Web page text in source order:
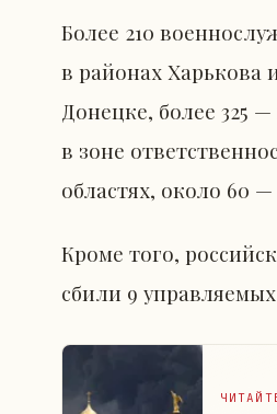
Более 210
в районах Харькова
Донецке, более 325
в зоне
областях, около 60
Кроме того,
сбили 9